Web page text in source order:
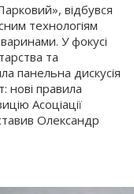
відбувся
технологіям
У фокусі
та
панельна дискусія
нові правила
Асоціації
Олександр